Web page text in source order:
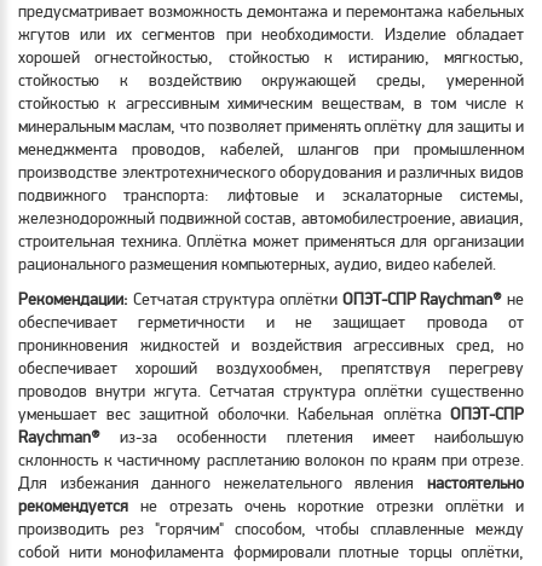
предусматривает возможность демонтажа и перемонтажа кабельных
жгутов или их сегментов при необходимости. Изделие обладает
хорошей огнестойкостью, стойкостью к истиранию, мягкостью,
стойкостью к воздействию окружающей среды, умеренной
стойкостью к агрессивным химическим веществам, в том числе к
минеральным маслам, что позволяет применять оплётку для защиты и
менеджмента проводов, кабелей, шлангов при промышленном
производстве электротехнического оборудования и различных видов
подвижного транспорта: лифтовые и эскалаторные системы,
железнодорожный подвижной состав, автомобилестроение, авиация,
строительная техника. Оплётка может применяться для организации
рационального размещения компьютерных, аудио, видео кабелей.
Рекомендации: Сетчатая структура оплётки ОПЭТ-СПР Raychman® не
обеспечивает герметичности и не защищает провода от
проникновения жидкостей и воздействия агрессивных сред, но
обеспечивает хороший воздухообмен, препятствуя перегреву
проводов внутри жгута. Сетчатая структура оплётки существенно
уменьшает вес защитной оболочки. Кабельная оплётка ОПЭТ-СПР
Raychman® из-за особенности плетения имеет наибольшую
склонность к частичному расплетанию волокон по краям при отрезе.
Для избежания данного нежелательного явления настоятельно
рекомендуется не отрезать очень короткие отрезки оплётки и
производить рез "горячим" способом, чтобы сплавленные между
собой нити монофиламента формировали плотные торцы оплётки,